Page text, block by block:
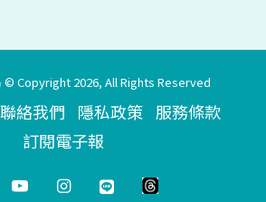
© Copyright 2026, All Rights Reserved
聯絡我們 隱私政策 服務條款
訂閱電子報